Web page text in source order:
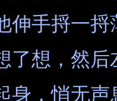
伸手捋一捋
了想，然后
身，悄无声